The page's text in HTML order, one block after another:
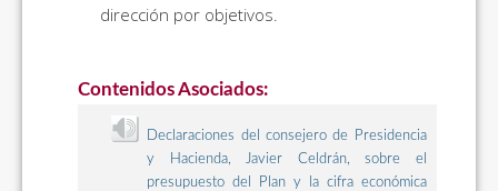
dirección por objetivos.
Contenidos Asociados:
Declaraciones del consejero de Presidencia
y Hacienda, Javier Celdrán, sobre el
presupuesto del Plan y la cifra económica